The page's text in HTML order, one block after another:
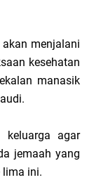
menjalani
kesehatan
manasik
keluarga agar
jemaah yang
lima ini.